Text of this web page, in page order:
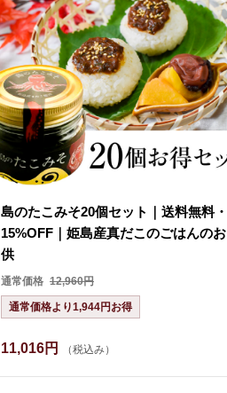
島のたこみそ20個セット｜送料無料・
15%OFF｜姫島産真だこのごはんのお
供
通常価格 12,960円
通常価格より1,944円お得
11,016円 （税込み）